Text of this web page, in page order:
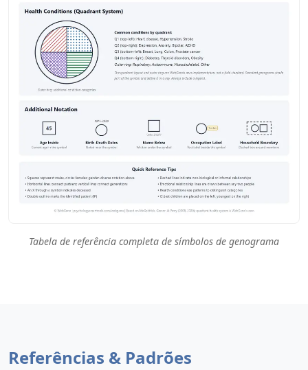
Tabela de referência completa de símbolos de genograma
Referências & Padrões